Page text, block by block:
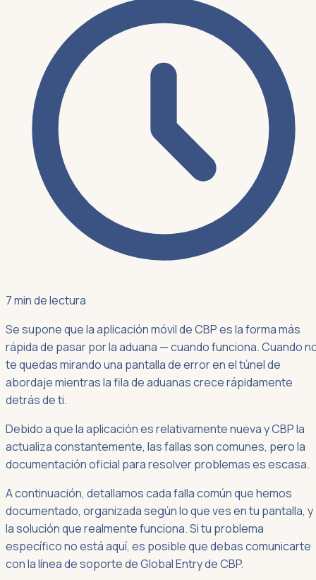
7 min de lectura
Se supone que la aplicación móvil de CBP es la forma más
rápida de pasar por la aduana — cuando funciona. Cuando
te quedas mirando una pantalla de error en el túnel de
abordaje mientras la fila de aduanas crece rápidamente
detrás de ti.
Debido a que la aplicación es relativamente nueva y CBP la
actualiza constantemente, las fallas son comunes, pero la
documentación oficial para resolver problemas es escasa.
A continuación, detallamos cada falla común que hemos
documentado, organizada según lo que ves en tu pantalla, y
la solución que realmente funciona. Si tu problema
específico no está aquí, es posible que debas comunicarte
con la línea de soporte de Global Entry de CBP.